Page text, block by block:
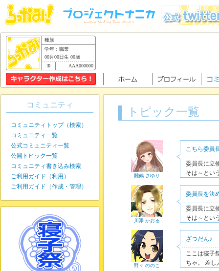
種族
学年：職業
00月00日生 00歳
AAA000000
トピック一覧
雛鶴 さゆり
こちら委員
委員長に立
そは～とい
川添 かおる
委員長を決
委員長に立
そは～とい
野々 ののこ
ざつだん♪
ここは寝子
ちゃ。 差
コミュニティ
コミュニティトップ（検索）
コミュニティ一覧
公式コミュニティ一覧
公開トピック一覧
コミュニティ書き込み検索
ご利用ガイド（利用）
ご利用ガイド（作成・管理）